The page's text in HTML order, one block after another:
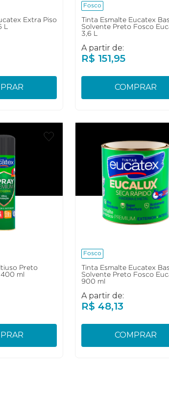
Extra Piso
L
Fosco
Tinta Esmalte Eucatex
Solvente Preto Fosco
3,6 L
A partir de:
R$ 151,95
COMPRAR
Preto
ml
Fosco
Tinta Esmalte Eucatex
Solvente Preto Fosco
900 ml
A partir de:
R$ 48,13
COMPRAR